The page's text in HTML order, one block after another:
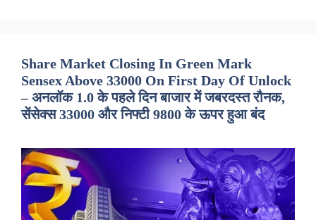
Share Market Closing In Green Mark
Sensex Above 33000 On First Day Of Unlock
– अनलॉक 1.0 के पहले दिन बाजार में जबरदस्त रौनक,
सेंसेक्स 33000 और निफ्टी 9800 के ऊपर हुआ बंद